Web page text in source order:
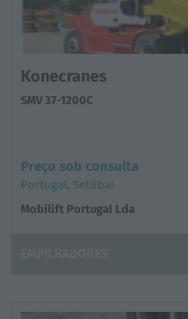
Konecranes
SMV 37-1200C
Preço sob consulta
Portugal, Setúbal
Mobilift Portugal Lda